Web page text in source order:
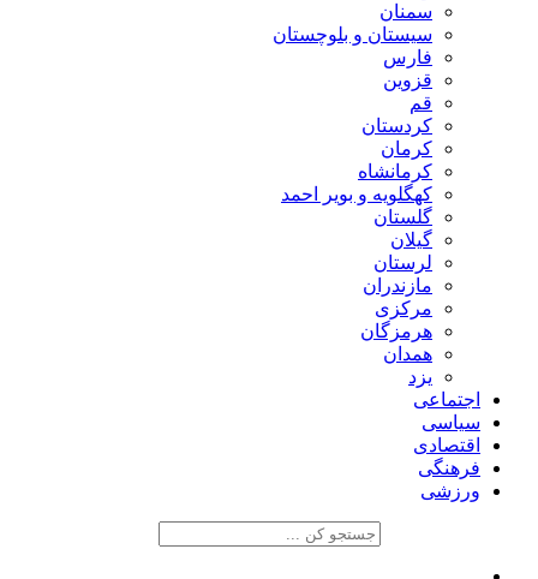
سمنان
سیستان و بلوچستان
فارس
قزوین
قم
کردستان
کرمان
کرمانشاه
کهگلویه و بویر احمد
گلستان
گیلان
لرستان
مازندران
مرکزی
هرمزگان
همدان
یزد
اجتماعی
سیاسی
اقتصادی
فرهنگی
ورزشی